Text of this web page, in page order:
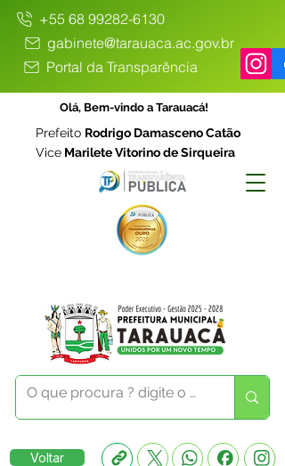
+55 68 99282-6130
gabinete@tarauaca.ac.gov.br
Portal da Transparência
Olá, Bem-vindo a Tarauacá!
Prefeito Rodrigo Damasceno Catão
Vice Marilete Vitorino de Sirqueira
Voltar